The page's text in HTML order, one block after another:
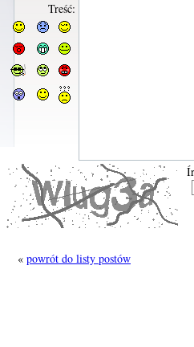
Treść:
« powrót do listy postów